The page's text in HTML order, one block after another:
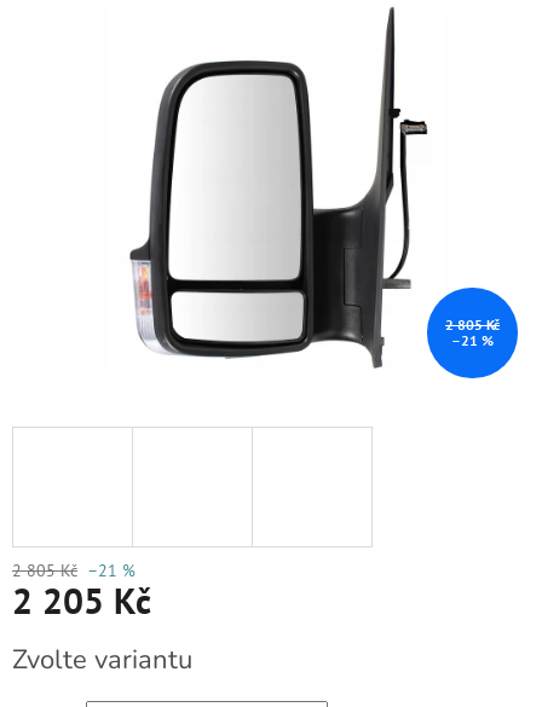
2 805 Kč
–21 %
2 805 Kč –21 %
2 205 Kč
cena:
Zvolte variantu